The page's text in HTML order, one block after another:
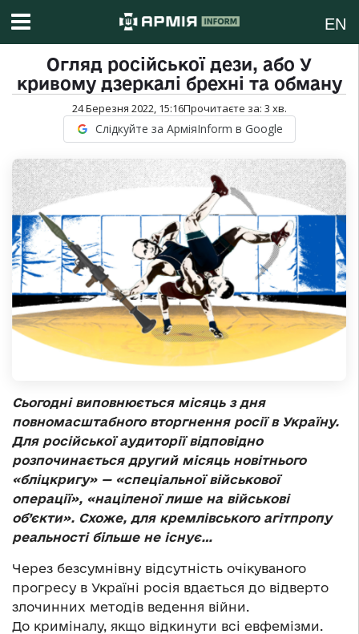
EN
Огляд російської дези, або У
кривому дзеркалі брехні та обману
24 Березня 2022, 15:16Прочитаєте за: 3 хв.
Слідкуйте за АрміяInform в Google
Сьогодні виповнюється місяць з дня
повномасштабного вторгнення росії в Україну.
Для російської аудиторії відповідно
розпочинається другий місяць новітнього
«бліцкригу» — «спеціальної військової
операції», «націленої лише на військові
об’єкти». Схоже, для кремлівського агітпропу
реальності більше не існує…
Через безсумнівну відсутність очікуваного
прогресу в Україні росія вдається до відверто
злочинних методів ведення війни.
До криміналу, якщо відкинути всі евфемізми.